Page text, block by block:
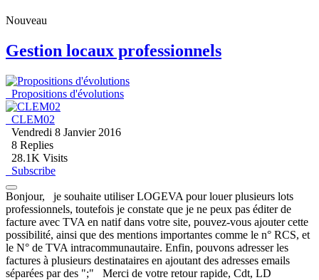
Nouveau
Gestion locaux professionnels
Propositions d'évolutions
CLEM02
Vendredi 8 Janvier 2016
8 Replies
28.1K Visits
Subscribe
Bonjour, je souhaite utiliser LOGEVA pour louer plusieurs lots
professionnels, toutefois je constate que je ne peux pas éditer de
facture avec TVA en natif dans votre site, pouvez-vous ajouter cette
possibilité, ainsi que des mentions importantes comme le n° RCS, et
le N° de TVA intracommunautaire. Enfin, pouvons adresser les
factures à plusieurs destinataires en ajoutant des adresses emails
séparées par des ";" Merci de votre retour rapide, Cdt, LD